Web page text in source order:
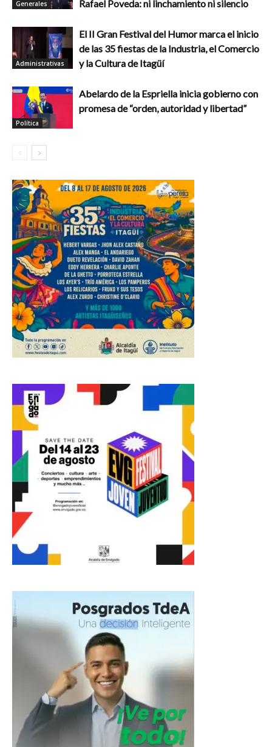
Generales Rafael Poveda: ni linchamiento ni silencio
Administrativas
El II Gran Festival del Humor marca el inicio
de las 35 fiestas de la Industria, el Comercio
y la Cultura de Itagüí
Política
Abelardo de la Espriella inicia gobierno con
promesa de “orden, autoridad y libertad”